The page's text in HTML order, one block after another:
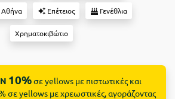
Αθήνα Επέτειος Γενέθλια
Χρηματοκιβώτιο
10%σε yellows με πιστωτικές και
σε yellows με χρεωστικές, αγοράζοντας